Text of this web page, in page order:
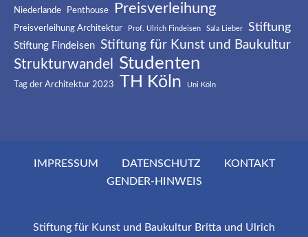
Niederlande Penthouse Preisverleihung
Preisverleihung Architektur Prof. Ulrich Findeisen Sala Lieber Stiftung
Stiftung Findeisen Stiftung für Kunst und Baukultur
Strukturwandel Studenten
Tag der Architektur 2023 TH Köln Uni Köln
IMPRESSUM DATENSCHUTZ
KONTAKT
GENDER-HINWEIS
Stiftung für Kunst und Baukultur Britta und Ulrich